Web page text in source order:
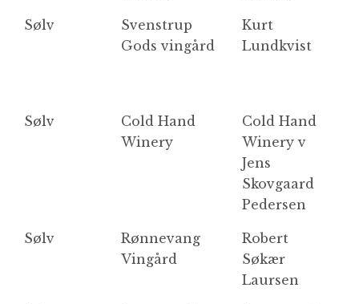
Sølv
Svenstrup
Gods vingård
Kurt
Lundkvist
Sølv
Cold Hand
Winery
Cold Hand
Winery v
Jens
Skovgaard
Pedersen
Sølv
Rønnevang
Vingård
Robert
Søkær
Laursen